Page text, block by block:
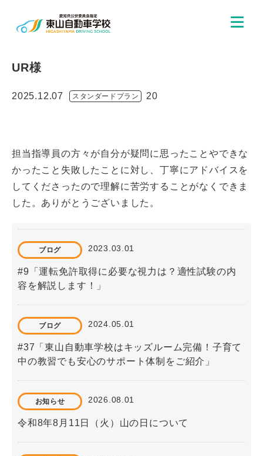
UR様
2025.12.07 スタンダードプラン 20
担当指導員の方々が自分が疑問に思ったことやできな
かったこと失敗したことに対し、丁寧にアドバイスを
してくださったので理解に苦労することがなくできま
した。ありがとうございました。
ブログ 2023.03.01
#9「運転免許取得に必要な視力は？適性試験の内
容を解説します！」
ブログ 2024.05.01
#37「東山自動車学校はキッズルーム完備！子育て
中の教習でも安心のサポート体制をご紹介」
お知らせ 2026.08.01
令和8年8月11日（火）山の日について